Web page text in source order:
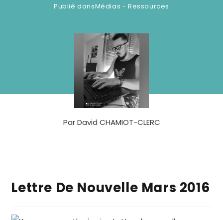
Publié dansMédias - Ressources
ParDavid CHAMIOT-CLERC
Lettre De Nouvelle Mars 2016